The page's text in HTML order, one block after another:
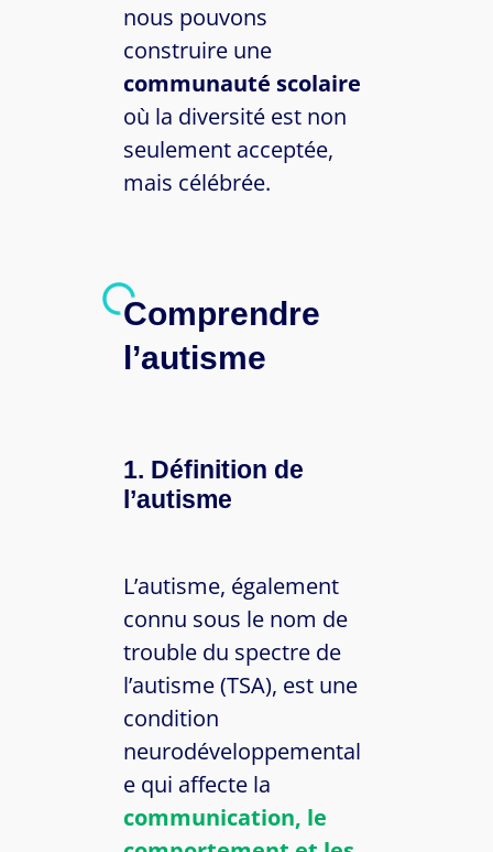
nous pouvons
construire une
communauté scolaire
où la diversité est non
seulement acceptée,
mais célébrée.
Comprendre
l’autisme
1. Définition de
l’autisme
L’autisme, également
connu sous le nom de
trouble du spectre de
l’autisme (TSA), est une
condition
neurodéveloppemental
e qui affecte la
communication, le